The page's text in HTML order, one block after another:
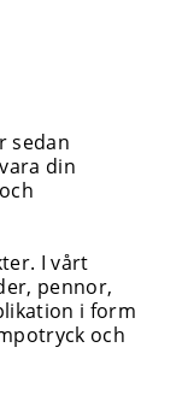
sedan
din
I vårt
pennor,
i form
och